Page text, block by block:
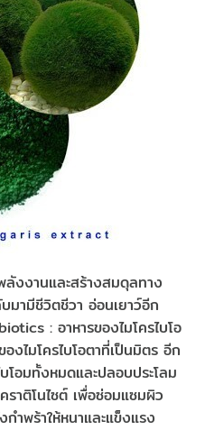
งงานและสร้างสมดุลทาง
มามีชีวิตชีวา อ่อนเยาว์อีก
: อาหารของไมโครไบโอ
งไมโครไบโอตาที่เป็นมิตร อีก
โอมทั้งหมดและปลอบประโลม
ราติโนไซต์ เพื่อซ่อมแซมผิว
าพร้าให้หนาและแข็งแรง